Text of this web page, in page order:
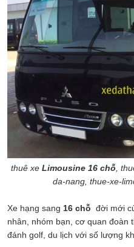
thuê xe Limousine 16 chỗ ,
da-nang, thue-xe-
Xe hạng sang 16 chỗ đời mới
nhân, nhóm bạn, cơ quan đoàn
đánh golf, du lịch với số lượng